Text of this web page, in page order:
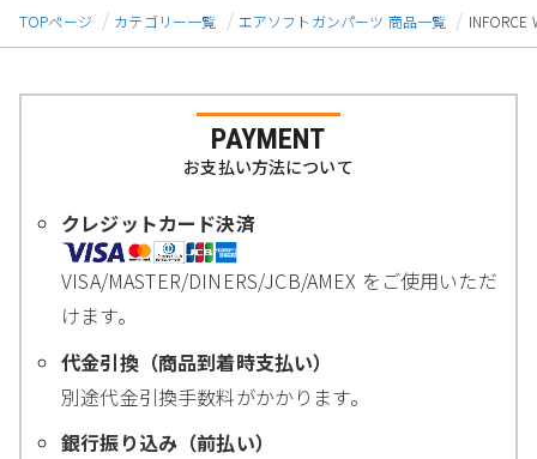
TOPページ
カテゴリー一覧 エアソフトガンパーツ 商品一覧
PAYMENT
お支払い方法について
クレジットカード決済
VISA/MASTER/DINERS/JCB/AMEX をご使用いただ
けます。
代金引換（商品到着時支払い）
別途代金引換手数料がかかります。
銀行振り込み（前払い）